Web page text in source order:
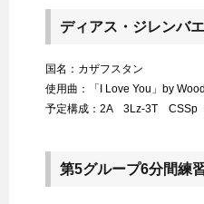
ディアス・ジレンバ
国名：カザフスタン
使用曲：「I Love You」by
予定構成：2A 3Lz-3T
第5グループ6分間練